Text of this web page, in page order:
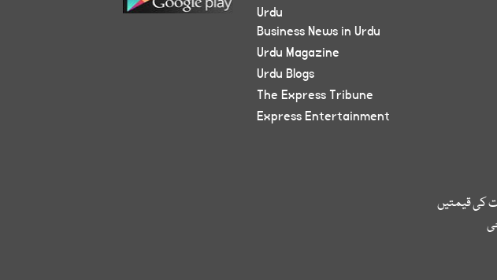
کی قیمتیں
Urdu
Business News in Urdu
Urdu Magazine
Urdu Blogs
The Express Tribune
Express Entertainment